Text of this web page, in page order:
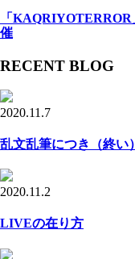
「
催
RECENT BLOG
2020.11.7
乱文乱筆につき（終い）
2020.11.2
LIVEの在り方